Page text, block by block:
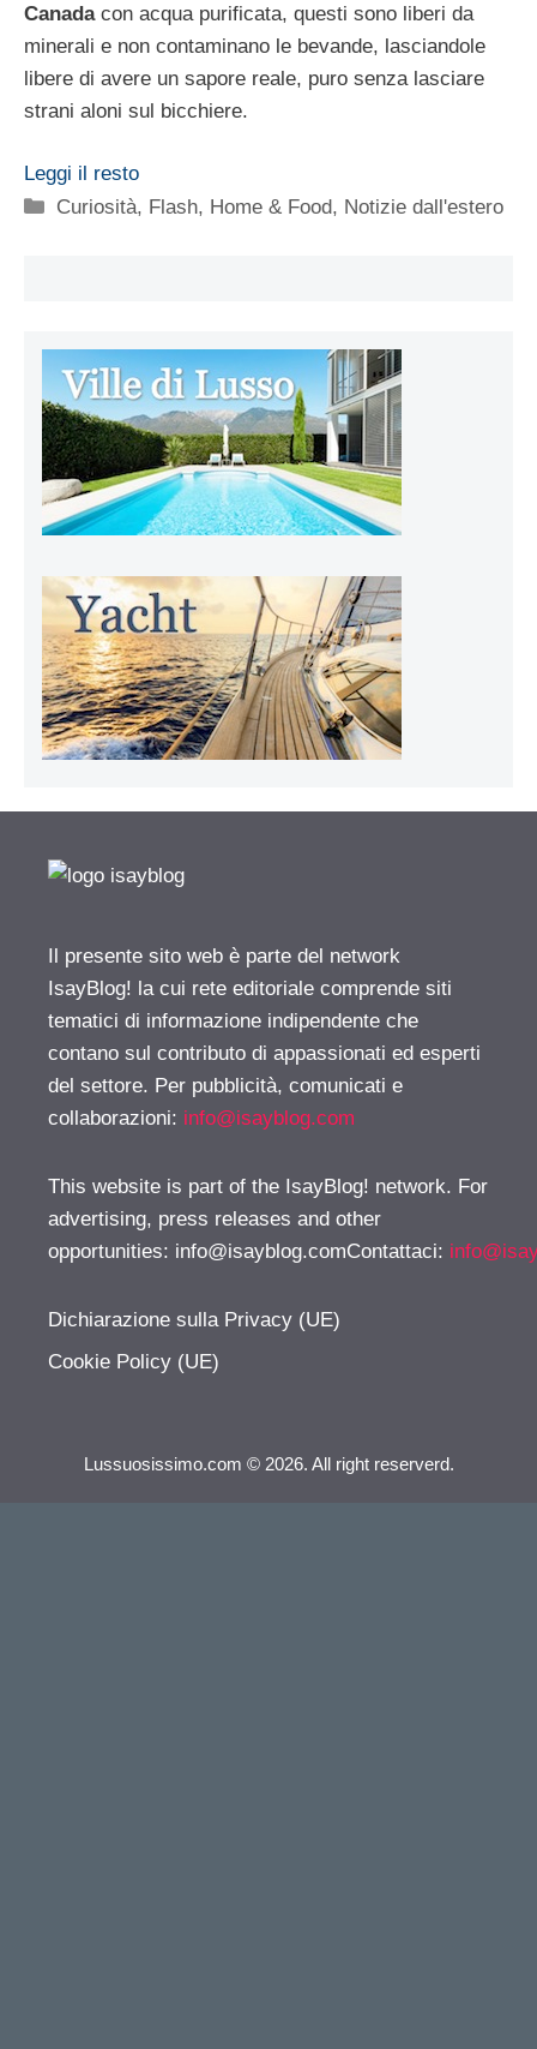
Canada con acqua purificata, questi sono liberi da
minerali e non contaminano le bevande, lasciandole
libere di avere un sapore reale, puro senza lasciare
strani aloni sul bicchiere.
Leggi il resto
Categorie
Curiosità, Flash, Home & Food, Notizie dall'estero
Il presente sito web è parte del network
IsayBlog! la cui rete editoriale comprende siti
tematici di informazione indipendente che
contano sul contributo di appassionati ed esperti
del settore. Per pubblicità, comunicati e
collaborazioni: info@isayblog.com
This website is part of the IsayBlog! network. For
advertising, press releases and other
opportunities: info@isayblog.comContattaci:
Dichiarazione sulla Privacy (UE)
Cookie Policy (UE)
Lussuosissimo.com © 2026. All right reserverd.